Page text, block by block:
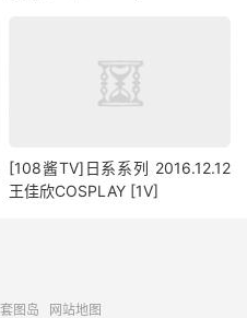
[108酱TV]日系系列 2016.12.12
王佳欣COSPLAY [1V]
套图岛 网站地图